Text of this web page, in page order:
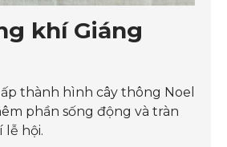
khí Giáng
thành hình cây thông Noel
phần sống động và tràn
lễ hội.